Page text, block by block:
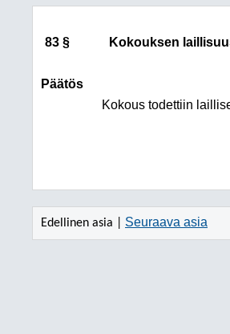
83 § Kokouksen
Päätös
Kokous todettiin
Edellinen asia | Seuraava asia